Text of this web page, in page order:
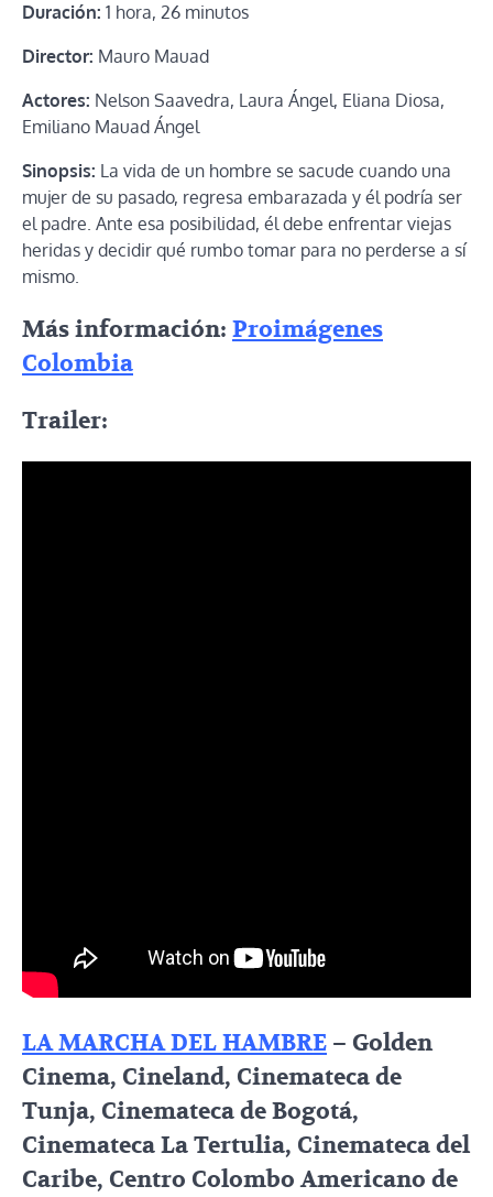
Duración: 1 hora, 26 minutos
Director: Mauro Mauad
Actores: Nelson Saavedra, Laura Ángel, Eliana Diosa,
Emiliano Mauad Ángel
Sinopsis: La vida de un hombre se sacude cuando una
mujer de su pasado, regresa embarazada y él podría ser
el padre. Ante esa posibilidad, él debe enfrentar viejas
heridas y decidir qué rumbo tomar para no perderse a sí
mismo.
Más información: Proimágenes
Colombia
Trailer:
LA MARCHA DEL HAMBRE – Golden
Cinema, Cineland, Cinemateca de
Tunja, Cinemateca de Bogotá,
Cinemateca La Tertulia, Cinemateca del
Caribe, Centro Colombo Americano de